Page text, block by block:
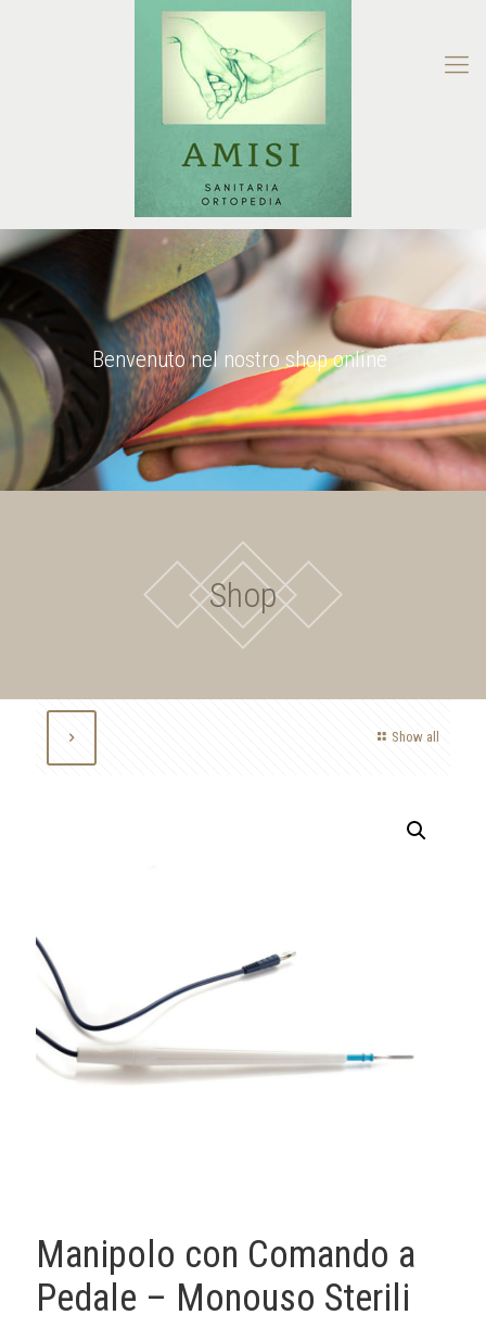
Benvenuto nel nostro shop online
Shop
Show all
Manipolo con Comando a
Pedale – Monouso Sterili